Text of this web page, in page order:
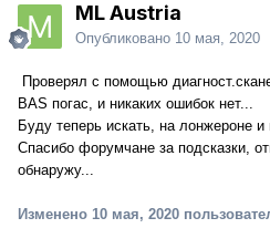
ML Austria
Опубликовано 10 мая, 2020
Проверял с помощью
BAS погас, и никаких ошибок нет...
Буду теперь искать, на лонжероне
Спасибо форумчане за подсказки,
обнаружу...
Изменено 10 мая, 2020